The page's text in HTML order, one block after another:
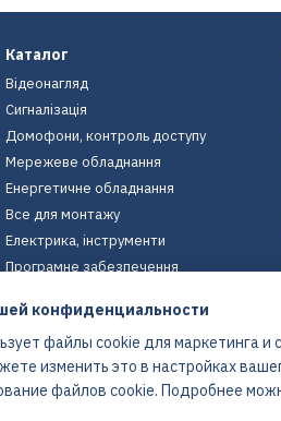
Каталог
Відеонагляд
Сигналізація
Домофони, контроль доступу
Мережеве обладнання
Енергетичне обладнання
Все для монтажу
Електрика, інструменти
Програмне забезпечення
Екіпірування
Енергетичне обладнання
конфиденциальности
файлы cookie для маркетинга и
изменить это в настройках
файлов cookie. Подробнее